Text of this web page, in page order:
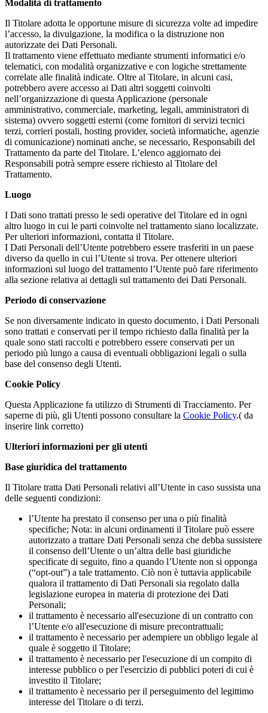
Modalità di trattamento
Il Titolare adotta le opportune misure di sicurezza volte ad impedire
l’accesso, la divulgazione, la modifica o la distruzione non
autorizzate dei Dati Personali.
Il trattamento viene effettuato mediante strumenti informatici e/o
telematici, con modalità organizzative e con logiche strettamente
correlate alle finalità indicate. Oltre al Titolare, in alcuni casi,
potrebbero avere accesso ai Dati altri soggetti coinvolti
nell’organizzazione di questa Applicazione (personale
amministrativo, commerciale, marketing, legali, amministratori di
sistema) ovvero soggetti esterni (come fornitori di servizi tecnici
terzi, corrieri postali, hosting provider, società informatiche, agenzie
di comunicazione) nominati anche, se necessario, Responsabili del
Trattamento da parte del Titolare. L’elenco aggiornato dei
Responsabili potrà sempre essere richiesto al Titolare del
Trattamento.
Luogo
I Dati sono trattati presso le sedi operative del Titolare ed in ogni
altro luogo in cui le parti coinvolte nel trattamento siano localizzate.
Per ulteriori informazioni, contatta il Titolare.
I Dati Personali dell’Utente potrebbero essere trasferiti in un paese
diverso da quello in cui l’Utente si trova. Per ottenere ulteriori
informazioni sul luogo del trattamento l’Utente può fare riferimento
alla sezione relativa ai dettagli sul trattamento dei Dati Personali.
Periodo di conservazione
Se non diversamente indicato in questo documento, i Dati Personali
sono trattati e conservati per il tempo richiesto dalla finalità per la
quale sono stati raccolti e potrebbero essere conservati per un
periodo più lungo a causa di eventuali obbligazioni legali o sulla
base del consenso degli Utenti.
Cookie Policy
Questa Applicazione fa utilizzo di Strumenti di Tracciamento. Per
saperne di più, gli Utenti possono consultare la Cookie Policy.( da
inserire link corretto)
Ulteriori informazioni per gli utenti
Base giuridica del trattamento
Il Titolare tratta Dati Personali relativi all’Utente in caso sussista una
delle seguenti condizioni:
l’Utente ha prestato il consenso per una o più finalità
specifiche; Nota: in alcuni ordinamenti il Titolare può essere
autorizzato a trattare Dati Personali senza che debba sussistere
il consenso dell’Utente o un’altra delle basi giuridiche
specificate di seguito, fino a quando l’Utente non si opponga
(“opt-out”) a tale trattamento. Ciò non è tuttavia applicabile
qualora il trattamento di Dati Personali sia regolato dalla
legislazione europea in materia di protezione dei Dati
Personali;
il trattamento è necessario all'esecuzione di un contratto con
l’Utente e/o all'esecuzione di misure precontrattuali;
il trattamento è necessario per adempiere un obbligo legale al
quale è soggetto il Titolare;
il trattamento è necessario per l'esecuzione di un compito di
interesse pubblico o per l'esercizio di pubblici poteri di cui è
investito il Titolare;
il trattamento è necessario per il perseguimento del legittimo
interesse del Titolare o di terzi.